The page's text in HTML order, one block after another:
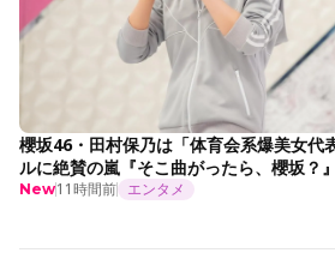
櫻坂46・田村保乃は「体育会系爆美女代
ルに絶賛の嵐『そこ曲がったら、櫻坂？
New11時間前 エンタメ